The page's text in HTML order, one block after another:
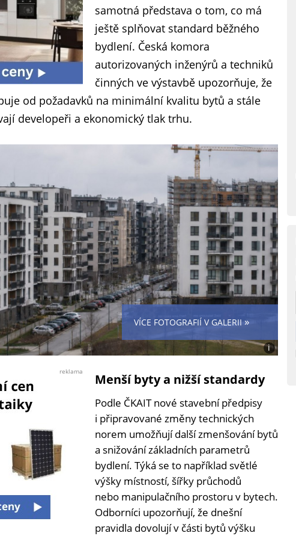
samotná představa o tom, co má
ještě splňovat standard běžného
bydlení. Česká komora
autorizovaných inženýrů a techniků
činných ve výstavbě upozorňuje, že
od požadavků na minimální kvalitu bytů a stále
developeři a ekonomický tlak trhu.
VÍCE FOTOGRAFIÍ V GALERII»
i
Foto:
Vránová
reklama Menší byty a nižší standardy
Podle ČKAIT nové stavební předpisy
i připravované změny technických
norem umožňují další zmenšování bytů
a snižování základních parametrů
bydlení. Týká se to například světlé
výšky místností, šířky průchodů
nebo manipulačního prostoru v bytech.
Odborníci upozorňují, že dnešní
pravidla dovolují v části bytů výšku